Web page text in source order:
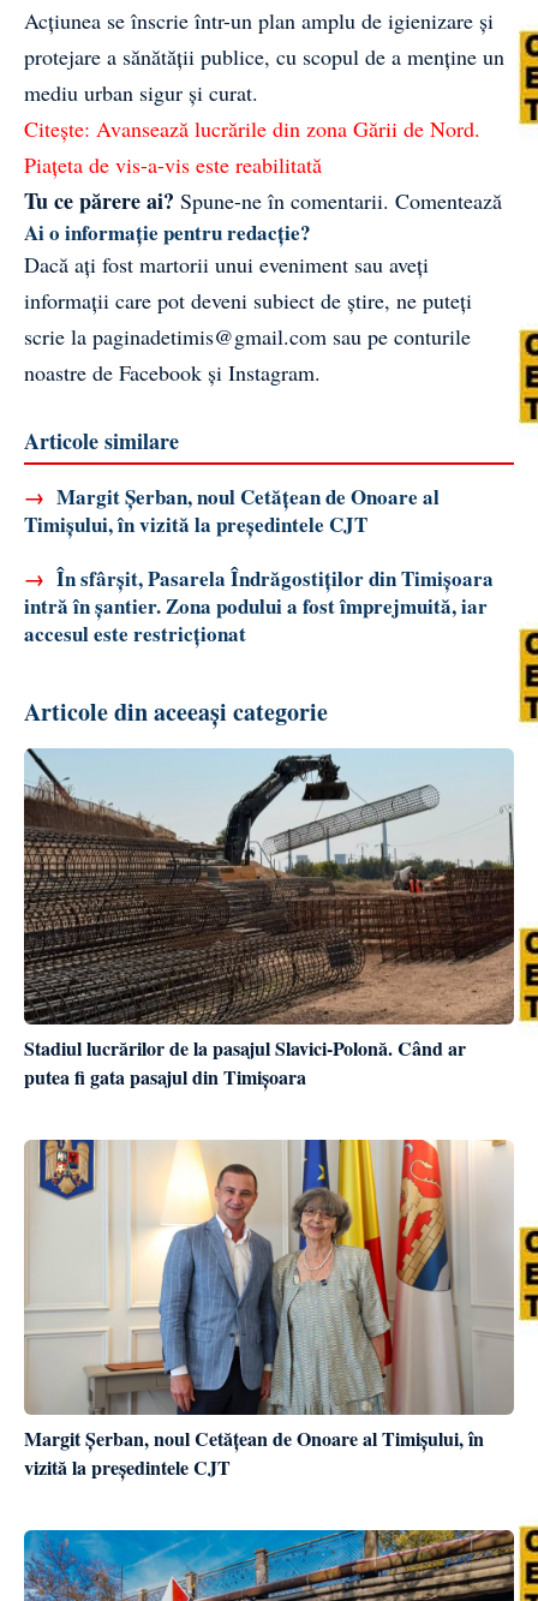
Acțiunea se înscrie într-un plan amplu de igienizare și
protejare a sănătății publice, cu scopul de a menține un
mediu urban sigur și curat.
Citește: Avansează lucrările din zona Gării de Nord.
Piațeta de vis-a-vis este reabilitată
Tu ce părere ai? Spune-ne în comentarii. Comentează
Ai o informație pentru redacție?
Dacă ați fost martorii unui eveniment sau aveți
informații care pot deveni subiect de știre, ne puteți
scrie la paginadetimis@gmail.com sau pe conturile
noastre de Facebook și Instagram.
Articole similare
→ Margit Șerban, noul Cetățean de Onoare al
Timișului, în vizită la președintele CJT
→ În sfârșit, Pasarela Îndrăgostiților din Timișoara
intră în șantier. Zona podului a fost împrejmuită, iar
accesul este restricționat
Articole din aceeași categorie
Stadiul lucrărilor de la pasajul Slavici-Polonă. Când ar
putea fi gata pasajul din Timișoara
Margit Șerban, noul Cetățean de Onoare al Timișului, în
vizită la președintele CJT